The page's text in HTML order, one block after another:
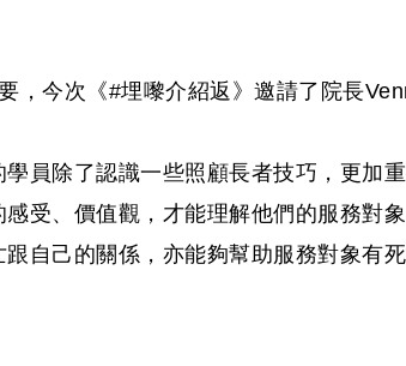
，今次《#埋嚟介紹返 》邀請了院長
員除了認識一些照顧長者技巧， 更加
受、價值觀，才能理解他們的服務對
自己的關係，亦能夠幫助服務對象有